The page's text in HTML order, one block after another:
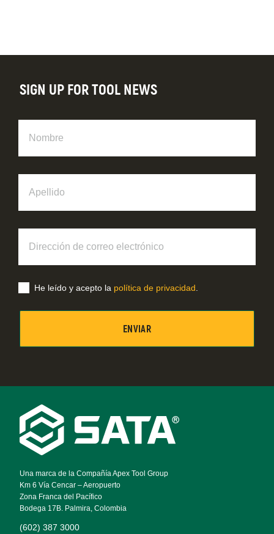
Footer
Navigation
Una marca de la Compañía Apex Tool Group
Km 6 Vía Cencar – Aeropuerto
Zona Franca del Pacífico
Bodega 17B. Palmira, Colombia
(602) 387 3000
SIGN UP FOR TOOL NEWS
correo
electrónico
He leído y acepto la política de privacidad